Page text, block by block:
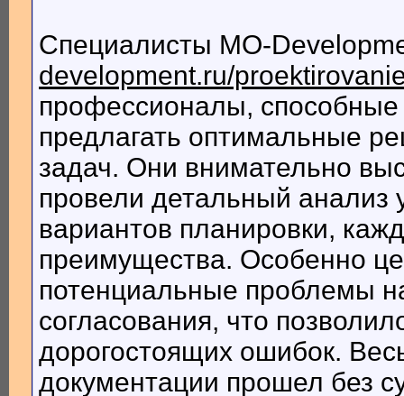
Специалисты MO-
development.ru/
профессионалы,
предлагать оптимальные
задач. Они внимательно
провели детальный анализ
вариантов планировки,
преимущества. Особенно
потенциальные проблемы
согласования, что
дорогостоящих ошибок.
документации прошел без